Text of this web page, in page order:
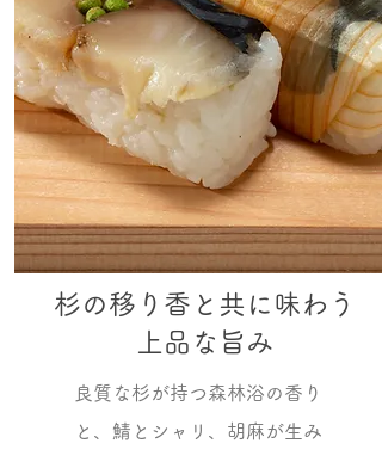
杉の移り香と共に味わう
上品な旨み
良質な杉が持つ森林浴の香り
と、鯖とシャリ、胡麻が生み